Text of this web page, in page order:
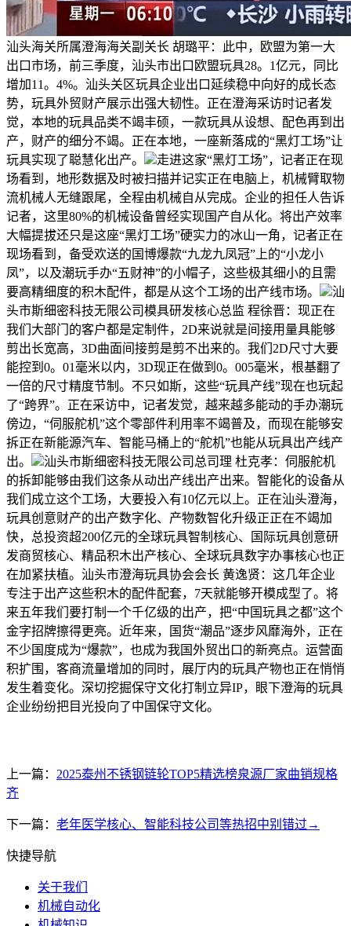
汕头海关所属澄海海关副关长 胡璐平：此中，欧盟为第一大
出口市场，前三季度，汕头市出口欧盟玩具28。1亿元，同比
增加11。4%。汕头关区玩具企业出口延续稳中向好的成长态
势，玩具外贸财产展示出强大韧性。正在澄海采访时记者发
觉，本地的玩具品类不竭丰硕，一款玩具从设想、配色再到出
产，财产的细分不竭。正在本地，一座新落成的“黑灯工场”让
玩具实现了聪慧化出产。
走进这家“黑灯工场”，记者正在现
场看到，地形数据及时被扫描并记实正在电脑上，机械臂取物
流机械人无缝跟尾，全程由机械自从完成。企业的担任人告诉
记者，这里80%的机械设备曾经实现国产自从化。将出产效率
大幅提拔还只是这座“黑灯工场”硬实力的冰山一角，记者正在
现场看到，备受欢送的国博爆款“九龙九凤冠”上的“小龙小
凤”，以及潮玩手办“五财神”的小帽子，这些极其细小的且需
要高精细度的积木配件，都是从这个工场的出产线市场。
汕
头市斯细密科技无限公司模具研发核心总监 程徐晋：现正在
我们大部门的客户都是定制件，2D来说就是间接用量具能够
剪出长宽高，3D曲面间接剪是剪不出来的。我们2D尺寸大要
能控到0。01毫米以内，3D现正在做到0。005毫米，根基翻了
一倍的尺寸精度节制。不只如斯，这些“玩具产线”现在也玩起
了“跨界”。正在采访中，记者发觉，越来越多能动的手办潮玩
傍边，“伺服舵机”这个零部件利用率不竭普及，而现在能够安
拆正在新能源汽车、智能马桶上的“舵机”也能从玩具出产线产
出。
汕头市斯细密科技无限公司总司理 杜克孝：伺服舵机
的拆卸能够由我们这条从动出产线出产出来。智能化的设备从
我们成立这个工场，大要投入有10亿元以上。正在汕头澄海，
玩具创意财产的出产数字化、产物数智化升级正正在不竭加
快，总投资超200亿元的全球玩具智制核心、国际玩具创意研
发商贸核心、精品积木出产核心、全球玩具数字办事核心也正
在加紧扶植。汕头市澄海玩具协会会长 黄逸贤：这几年企业
专注于出产这些积木的配件配套，7天就能够开模成型了。将
来五年我们要打制一个千亿级的出产，把“中国玩具之都”这个
金字招牌擦得更亮。近年来，国货“潮品”逐步风靡海外，正在
不少国度成为“爆款”，也成为我国外贸出口的新亮点。运营面
积扩围，客商流量增加的同时，展厅内的玩具产物也正在悄悄
发生着变化。深切挖掘保守文化打制立异IP，眼下澄海的玩具
企业纷纷把目光投向了中国保守文化。
上一篇： 2025泰州不锈钢链轮TOP5精选榜泉源厂家曲销规格
齐
下一篇： 老年医学核心、智能科技公司等热招中别错过→
快捷导航
关于我们
机械自动化